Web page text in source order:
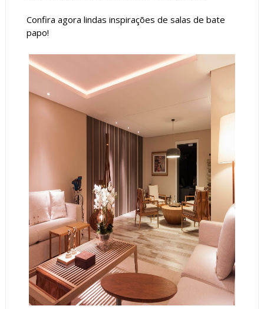
Confira agora lindas inspirações de salas de bate
papo!